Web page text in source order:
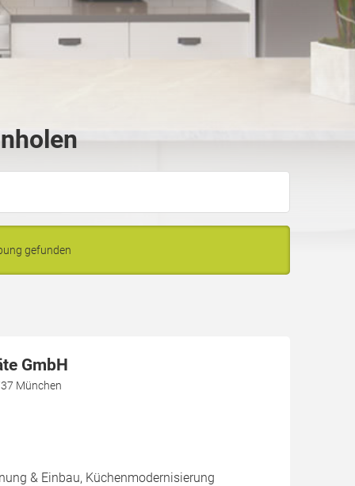
gefunden
GmbH
München
& Einbau, Küchenmodernisierung